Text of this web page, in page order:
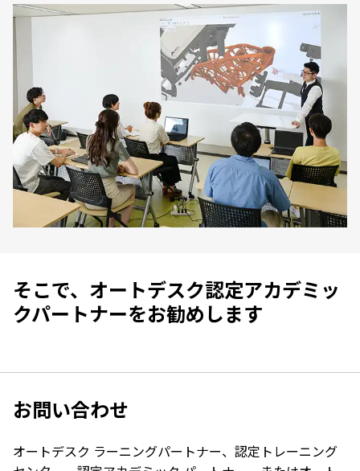
そこで、オートデスク認定アカデミッ
クパートナーをお勧めします
お問い合わせ
オートデスク ラーニングパートナー、認定トレーニング